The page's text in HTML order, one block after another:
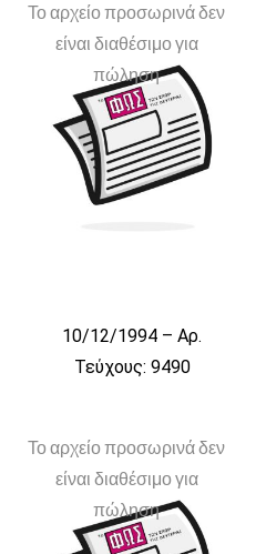
Το αρχείο προσωρινά δεν
είναι διαθέσιμο για
πώληση
10/12/1994 – Αρ.
Τεύχους: 9490
Το αρχείο προσωρινά δεν
είναι διαθέσιμο για
πώληση